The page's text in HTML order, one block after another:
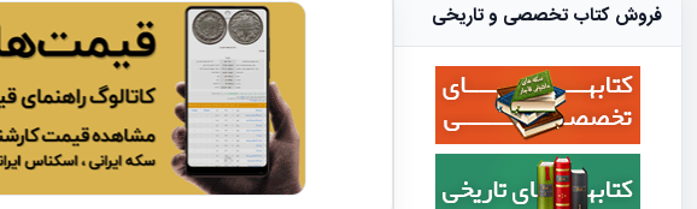
فروش کتاب تخصصی و تاریخی